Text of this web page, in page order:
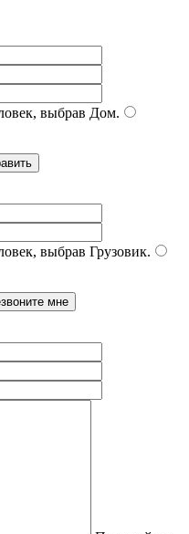
выбрав Дом.
выбрав Грузовик.